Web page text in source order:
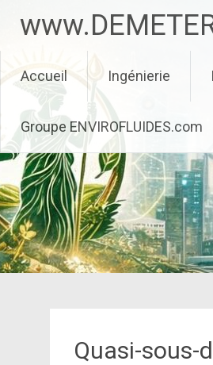
contenu
Accueil Ingénierie
Groupe ENVIROFLUIDES.com
Quasi-sous-